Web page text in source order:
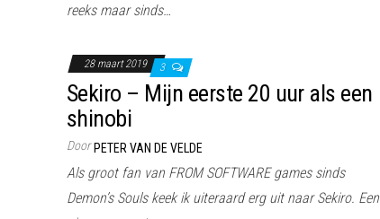
reeks maar sinds…
28 maart 2019 3
Sekiro – Mijn eerste 20 uur als een
shinobi
Door PETER VAN DE VELDE
Als groot fan van FROM SOFTWARE games sinds
Demon’s Souls keek ik uiteraard erg uit naar Sekiro. Een